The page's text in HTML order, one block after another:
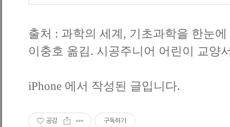
출처 : 과학의 세계, 기초과학을 한눈
이충호 옮김. 시공주니어 어린이 교양
iPhone 에서 작성된 글입니다.
공감 구독하기